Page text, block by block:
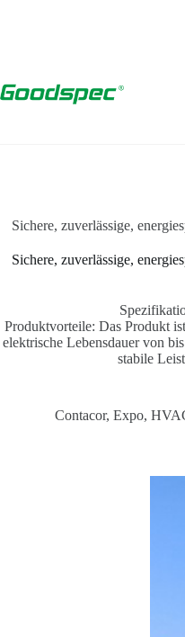
Sichere, zuverlässige,
Sichere, zuverlässige,
Produktvorteile: Das Produkt
elektrische Lebensdauer von
stabile
Contacor, Expo,